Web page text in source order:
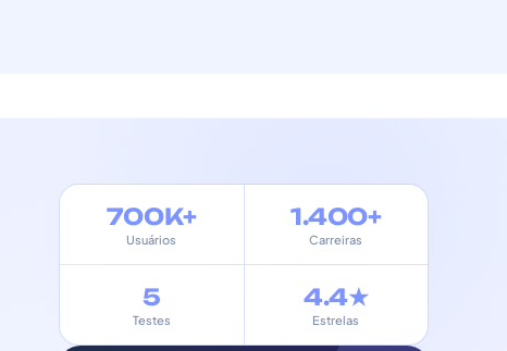
700K+
Usuários
1.400+
Carreiras
5
Testes
4.4★
Estrelas